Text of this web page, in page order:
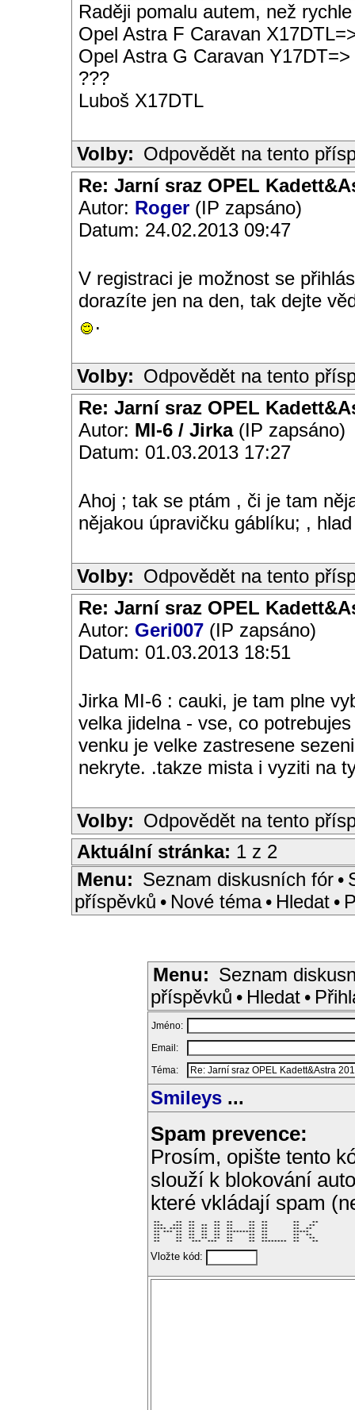
Raději pomalu autem, než
Opel Astra F Caravan
Opel Astra G Caravan Y17DT=>
???
Luboš X17DTL
Volby: Odpovědět na tento
Re: Jarní sraz OPEL
Autor: Roger (IP zapsáno)
Datum: 24.02.2013 09:47
V registraci je možnost se
dorazíte jen na den, tak dejte
.
Volby: Odpovědět na tento
Re: Jarní sraz OPEL
Autor: MI-6 / Jirka(IP zapsáno)
Datum: 01.03.2013 17:27
Ahoj ; tak se ptám , či je tam
nějakou úpravičku gáblíku; ,
Volby: Odpovědět na tento
Re: Jarní sraz OPEL
Autor: Geri007 (IP zapsáno)
Datum: 01.03.2013 18:51
Jirka MI-6 : cauki, je tam plne
velka jidelna - vse, co
venku je velke zastresene
nekryte. .takze mista i vyziti na
Volby: Odpovědět na tento
Aktuální stránka: 1 z 2
Menu: Seznam diskusních fór •
příspěvků • Nové téma • Hledat •
Menu: Seznam
příspěvků • Hledat •
Jméno:
Email:
Téma:
Smileys ...
Spam prevence:
Prosím, opište tento
slouží k blokování
které vkládají spam
**     **  **      **  **     **  **        **    **
***   ***  **  **  **  **     **  **        **   **
**** ****  **  **  **  **     **  **        **  **
** *** **  **  **  **  *********  **        *****
**     **  **  **  **  **     **  **        **  **
**     **  **  **  **  **     **  **        **   **
**     **   ***  ***   **     **  ********  **    **
Vložte kód: